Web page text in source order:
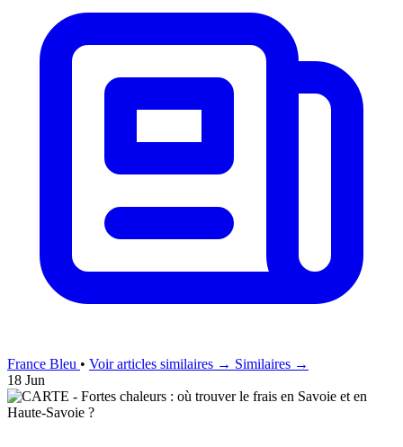
France Bleu • Voir articles similaires → Similaires →
18 Jun